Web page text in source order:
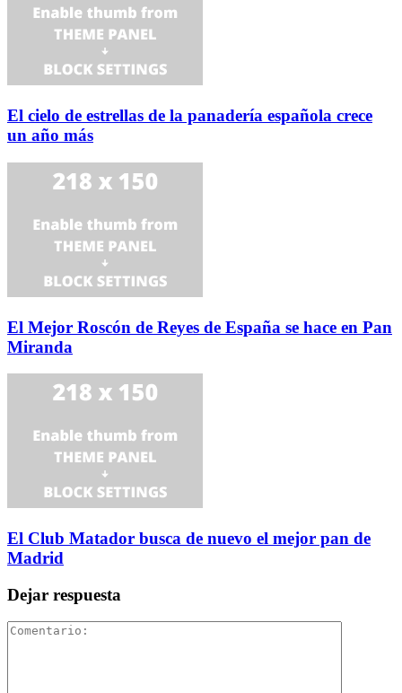
El cielo de estrellas de la panadería española crece
un año más
El Mejor Roscón de Reyes de España se hace en Pan
Miranda
El Club Matador busca de nuevo el mejor pan de
Madrid
Dejar respuesta